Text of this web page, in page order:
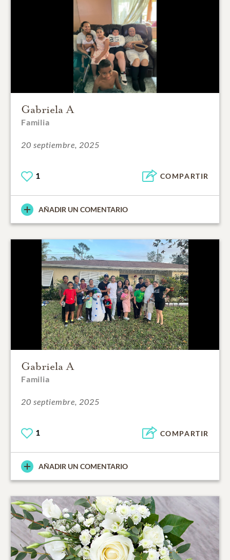
Gabriela A
Familia
20 septiembre, 2025
1 COMPARTIR
AÑADIR UN COMENTARIO
Gabriela A
Familia
20 septiembre, 2025
1 COMPARTIR
AÑADIR UN COMENTARIO